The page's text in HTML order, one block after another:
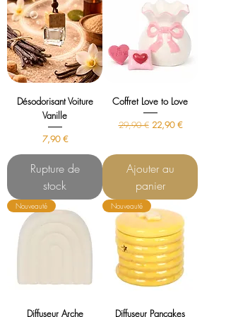
Désodorisant Voiture
Vanille
Prix
7,90 €
Rupture de
stock
Coffret Love to Love
Prix original
29,90 € Prix promotionnel
22,90 €
Ajouter au
panier
Nouveauté
Diffuseur Arche
Nouveauté
Diffuseur Pancakes